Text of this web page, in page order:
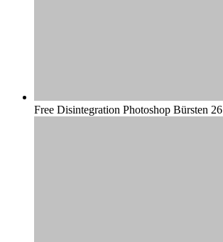
Free Disintegration Photoshop Bürsten 26